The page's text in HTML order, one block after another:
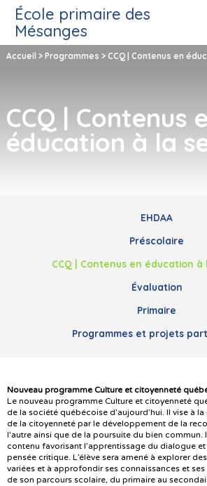
École primaire des
Mésanges
Accueil > Programmes > CCQ | Contenus en
CCQ | Contenus
éducation à la
EHDAA
Préscolaire
CCQ | Contenus en éducation
Évaluation
Primaire
Programmes et projets
Nouveau programme Culture et citoyenneté
Le nouveau programme Culture et citoyenneté
de la société québécoise d’aujourd’hui. Il vise à
de la citoyenneté par le développement de la
l’autre ainsi que de la poursuite du bien commun.
contenu favorisant l’apprentissage du dialogue
pensée critique. L’élève sera amené à explorer
variées et à approfondir ses connaissances et
de son parcours scolaire, du primaire au